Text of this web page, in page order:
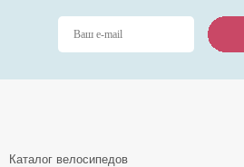
Каталог велосипедов